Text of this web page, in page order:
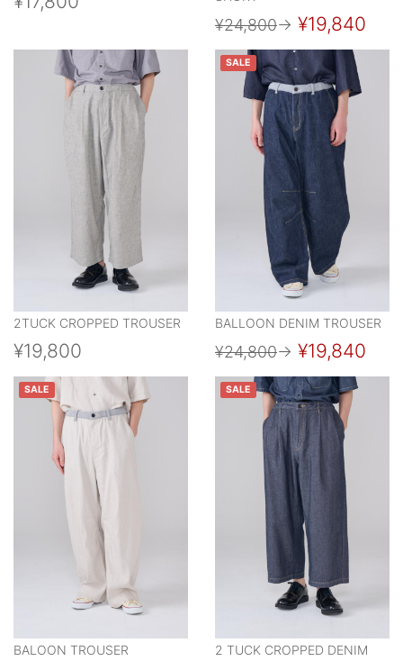
¥24,800→ ¥19,840
2TUCK CROPPED TROUSER
¥19,800
SALE
BALLOON DENIM TROUSER
¥24,800→ ¥19,840
SALE
BALOON TROUSER
SALE
2 TUCK CROPPED DENIM